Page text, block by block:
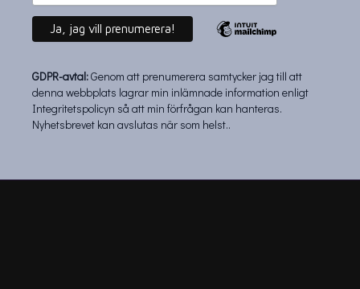
GDPR-avtal:Genom att prenumerera samtycker jag till att
denna webbplats lagrar min inlämnade information enligt
Integritetspolicyn så att min förfrågan kan hanteras.
Nyhetsbrevet kan avslutas när som helst..